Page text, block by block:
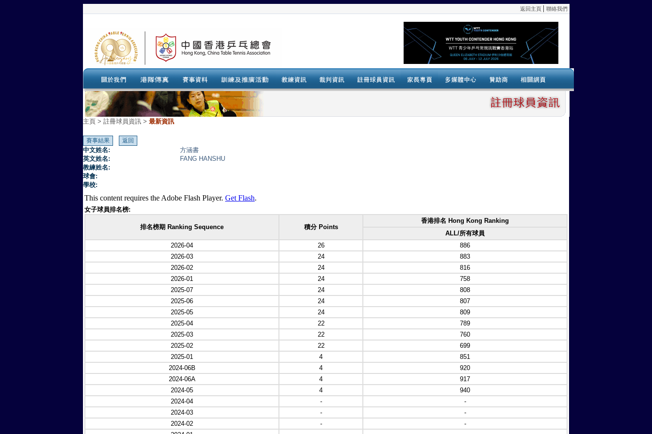
主頁 > 註冊球員資訊 > 最新資訊
中文姓名:
方涵書
英文姓名:
FANG HANSHU
教練姓名:
球會:
學校:
This content requires the Adobe Flash Player. Get Flash.
女子球員排名榜:
排名榜期 Ranking Sequence 積分 Points
香港排名 Hong Kong Ranking
ALL/所有球員
2026-04
26
886
2026-03
24
883
2026-02
24
816
2026-01
24
758
2025-07
24
808
2025-06
24
807
2025-05
24
809
2025-04
22
789
2025-03
22
760
2025-02
22
699
2025-01
4
851
2024-06B
4
920
2024-06A
4
917
2024-05
4
940
2024-04
-
-
2024-03
-
-
2024-02
-
-